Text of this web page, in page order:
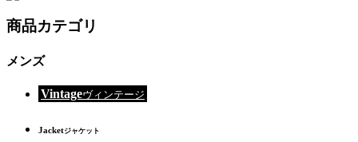
商品カテゴリ
メンズ
Vintageヴィンテージ
Jacketジャケット